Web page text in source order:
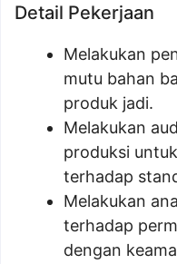
Detail Pekerjaan
Melakukan
mutu bahan
produk jadi.
Melakukan
produksi
terhadap
Melakukan
terhadap
dengan